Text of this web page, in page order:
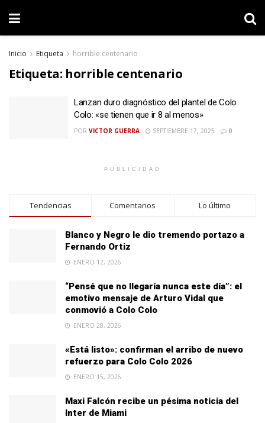
Inicio Etiqueta horrible centenario
Etiqueta: horrible centenario
Lanzan duro diagnóstico del plantel de Colo
Colo: «se tienen que ir 8 al menos»
POR VICTOR GUERRA SEPTIEMBRE 17, 2025 0
PUBLICIDAD
Tendencias Comentarios Lo último
Blanco y Negro le dio tremendo portazo a
Fernando Ortiz
ENERO 12, 2026
“Pensé que no llegaría nunca este día”: el
emotivo mensaje de Arturo Vidal que
conmovió a Colo Colo
ENERO 28, 2026
«Está listo»: confirman el arribo de nuevo
refuerzo para Colo Colo 2026
ENERO 15, 2026
Maxi Falcón recibe un pésima noticia del
Inter de Miami